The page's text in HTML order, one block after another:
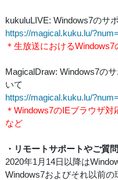
kukuluLIVE: Windows7のサ
https://magical.kuku.lu/
＊生放送における
MagicalDraw: Windows7の
いて
https://magical.kuku.lu/
＊Windows7のIEブラウザ
など
・リモートサポートやご質
2020年1月14日以降は
Windows7およびそれ以前